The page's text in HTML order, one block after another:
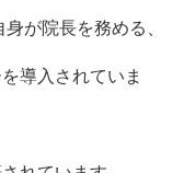
が院長を務める、
導入されていま